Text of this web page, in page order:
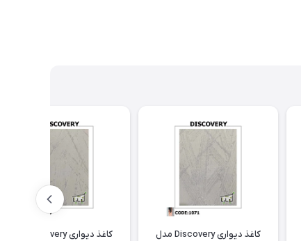
کاغذ دیواری Discovery مدل